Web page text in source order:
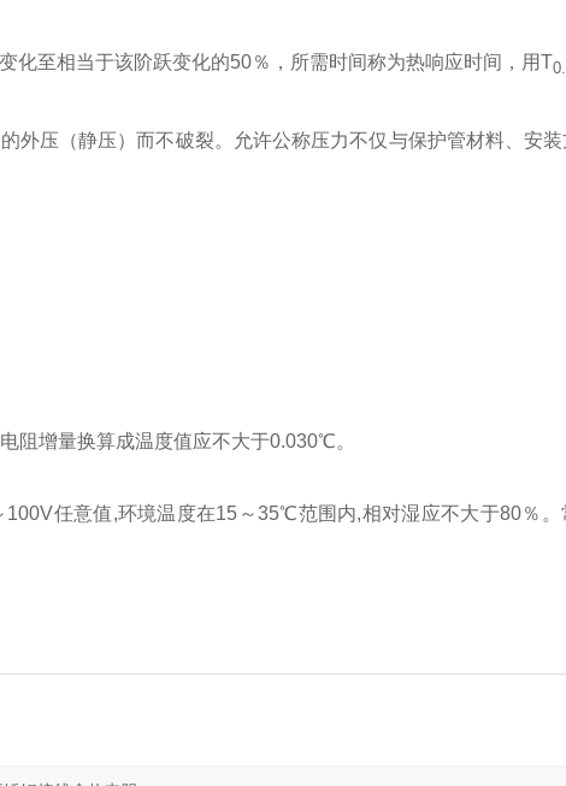
化至相当于该阶跃变化的50％，所需时间称为热响应时间，用T
外压（静压）而不破裂。允许公称压力不仅与保护管材料、安
阻增量换算成温度值应不大于0.030℃。
任意值,环境温度在15～35℃范围内,相对湿应不大于80％。